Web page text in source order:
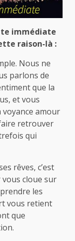
immédiate
raison-là :
Nous ne
parlons de
que la
et vous
amour
retrouver
qui
rêves, c’est
vous cloue sur
les
vous retient
que